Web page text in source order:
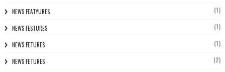
NEWS FEATYURES (1)
NEWS FESTURES (1)
NEWS FETURES (1)
NEWS FETURES (2)